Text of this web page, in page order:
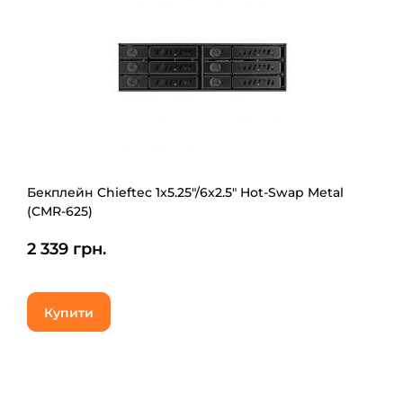
Бекплейн Chieftec 1x5.25"/6x2.5" Hot-Swap Metal
(CMR-625)
2 339 грн.
Купити